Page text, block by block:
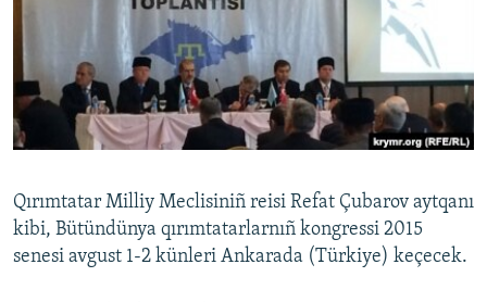
Українською
QOŞULIÑIZ!
RFE/RS bütün saytları
Qırımtatar Milliy Meclisiniñ reisi Refat Çubarov aytqanı
kibi, Bütündünya qırımtatarlarnıñ kongressi 2015
senesi avgust 1-2 künleri Ankarada (Türkiye) keçecek.